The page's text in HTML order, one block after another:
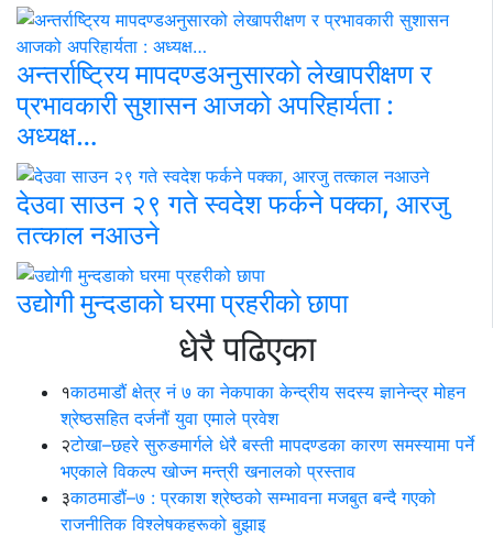
अन्तर्राष्ट्रिय मापदण्डअनुसारको लेखापरीक्षण र
प्रभावकारी सुशासन आजको अपरिहार्यता :
अध्यक्ष…
देउवा साउन २९ गते स्वदेश फर्कने पक्का, आरजु
तत्काल नआउने
उद्योगी मुन्दडाको घरमा प्रहरीको छापा
धेरै पढिएका
१काठमाडौं क्षेत्र नं ७ का नेकपाका केन्द्रीय सदस्य ज्ञानेन्द्र मोहन
श्रेष्ठसहित दर्जनौं युवा एमाले प्रवेश
२टोखा–छहरे सुरुङमार्गले धेरै बस्ती मापदण्डका कारण समस्यामा पर्ने
भएकाले विकल्प खोज्न मन्त्री खनालको प्रस्ताव
३काठमाडौं–७ : प्रकाश श्रेष्ठको सम्भावना मजबुत बन्दै गएको
राजनीतिक विश्लेषकहरूको बुझाइ